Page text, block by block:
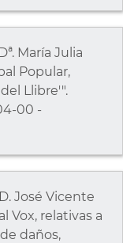
María Julia
Popular,
Llibre'".
00 -
José Vicente
Vox, relativas a
daños,